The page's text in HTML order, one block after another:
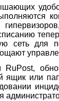
сеть
или